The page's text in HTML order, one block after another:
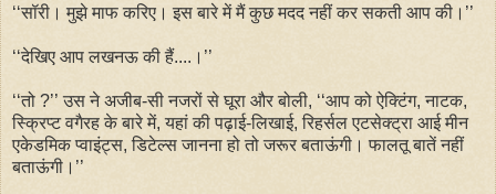
‘‘सॉरी। मुझे माफ करिए। इस बारे में मैं कुछ मदद नहीं कर सकती आप की।’’
‘‘देखिए आप लखनऊ की हैं....।’’
‘‘तो ?’’ उस ने अजीब-सी नजरों से घूरा और बोली, ‘‘आप को ऐक्टिंग, नाटक,
स्क्रिप्ट वगैरह के बारे में, यहां की पढ़ाई-लिखाई, रिहर्सल एटसेक्ट्रा आई मीन
एकेडमिक प्वाइंट्स, डिटेल्स जानना हो तो जरूर बताऊंगी। फालतू बातें नहीं
बताऊंगी।’’